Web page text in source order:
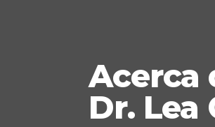
Acerca
Dr. Lea